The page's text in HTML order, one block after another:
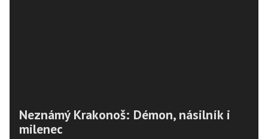
Neznámý Krakonoš: Démon, násilník i
milenec